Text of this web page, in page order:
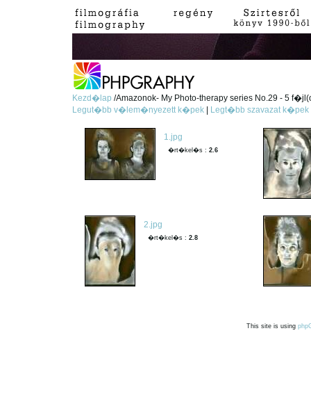
Kezd�lap/Amazonok- My Photo-therapy series No.29 - 5
Legut�bb v�lem�nyezett k�pek
Legt�bb szavazat k�pek
1.jpg
�rt�kel�s :2.6
2.jpg
�rt�kel�s :2.8
This site is using